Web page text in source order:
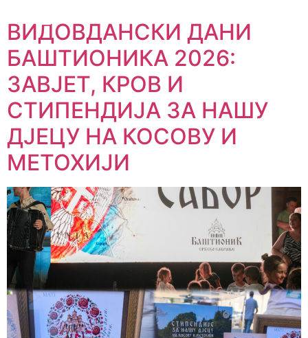
ВИДОВДАНСКИ ДАНИ
БАШТИОНИКА 2026:
ЗАВЈЕТ, КРОВ И
СТИПЕНДИЈА ЗА НАШУ
ДЈЕЦУ НА КОСОВУ И
МЕТОХИЈИ